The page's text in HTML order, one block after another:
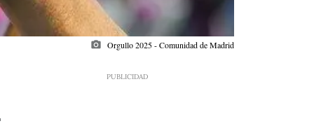
photo_camera Orgullo 2025 - Comunidad de Madrid